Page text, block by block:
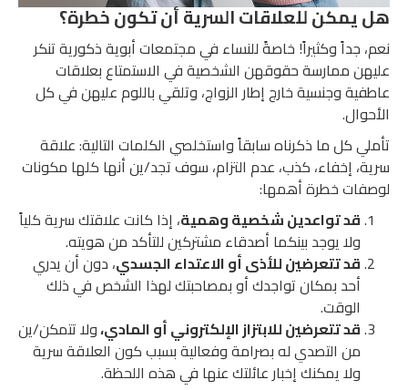
هل يمكن للعلاقات السرية أن تكون خطرة؟
نعم، جداً وكثيراً! خاصةً للنساء في مجتمعات أبوية ذكورية تنكر
عليهن ممارسة حقوقهن الشخصية في الاستمتاع بعلاقات
عاطفية وجنسية خارج إطار الزواج، وتلقي باللوم عليهن في كل
الأحوال.
تأملي كل ما ذكرناه سابقاً واستخلصي الكلمات التالية: علاقة
سرية، إخفاء، كذب، عدم التزام، سوف تجد/ين أنها كلها مكونات
لوصفات خطرة أهمها:
قد تواعدين شخصية وهمية، إذا كانت علاقتك سرية كلياً
ولا يوجد بينكما أصدقاء مشتركين للتأكد من هويته.
قد تتعرضين للأذى أو الاعتداء الجسدي، دون أن يدري
أحد بمكان تواجدك أو بمصاحبتك لهذا الشخص في ذلك
الوقت.
قد تتعرضين للابتزاز الإلكتروني أو المادي،ولا تتمكن/ين
من التصدي له بصرامة وفعالية بسبب كون العلاقة سرية
ولا يمكنك إخبار عائلتك عنها في هذه اللحظة.